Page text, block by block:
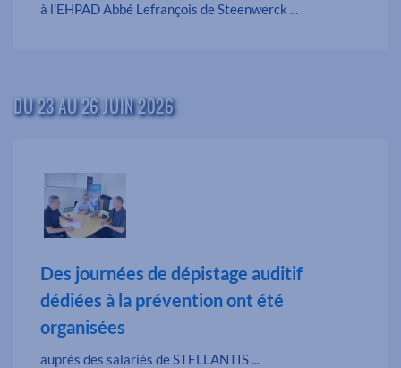
à l’EHPAD Abbé Lefrançois de Steenwerck ...
DU 23 AU 26 JUIN 2026
Des journées de dépistage auditif
dédiées à la prévention ont été
organisées
auprès des salariés de STELLANTIS ...